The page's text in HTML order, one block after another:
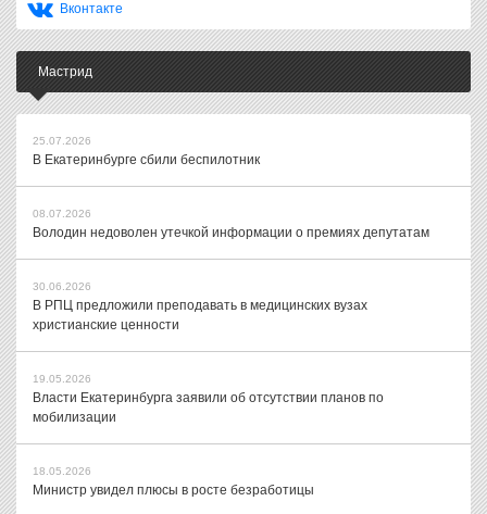
Вконтакте
Мастрид
25.07.2026
В Екатеринбурге сбили беспилотник
08.07.2026
Володин недоволен утечкой информации о премиях депутатам
30.06.2026
В РПЦ предложили преподавать в медицинских вузах
христианские ценности
19.05.2026
Власти Екатеринбурга заявили об отсутствии планов по
мобилизации
18.05.2026
Министр увидел плюсы в росте безработицы